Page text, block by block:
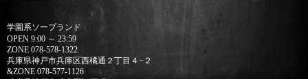
学園系ソープランド
OPEN 9:00 ～ 23:59
ZONE 078-578-1322
兵庫県神戸市兵庫区西橘通２丁目４−２
&ZONE 078-577-1126